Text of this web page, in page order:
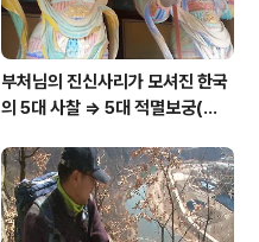
부처님의 진신사리가 모셔진 한국
의 5대 사찰 => 5대 적멸보궁(寂